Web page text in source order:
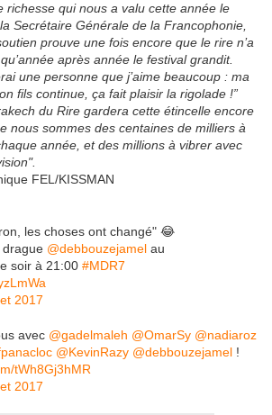
richesse qui nous a valu cette année le
Secrétaire Générale de la Francophonie,
prouve une fois encore que le rire n’a
après année le festival grandit.
une personne que j’aime beaucoup : ma
fils continue, ça fait plaisir la rigolade !”
du Rire gardera cette étincelle encore
nous sommes des centaines de milliers à
année, et des millions à vibrer avec
FEL/KISSMAN
les choses ont changé" 😂
drague @debbouzejamel au
soir à 21:00 #MDR7
2017
avec @gadelmaleh @OmarSy @nadiaroz
@KevinRazy @debbouzejamel !
tWh8Gj3hMR
2017